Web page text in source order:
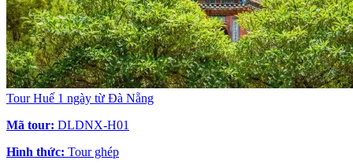
Tour Huế 1 ngày từ Đà Nẵng
Mã tour: DLDNX-H01
Hình thức: Tour ghép